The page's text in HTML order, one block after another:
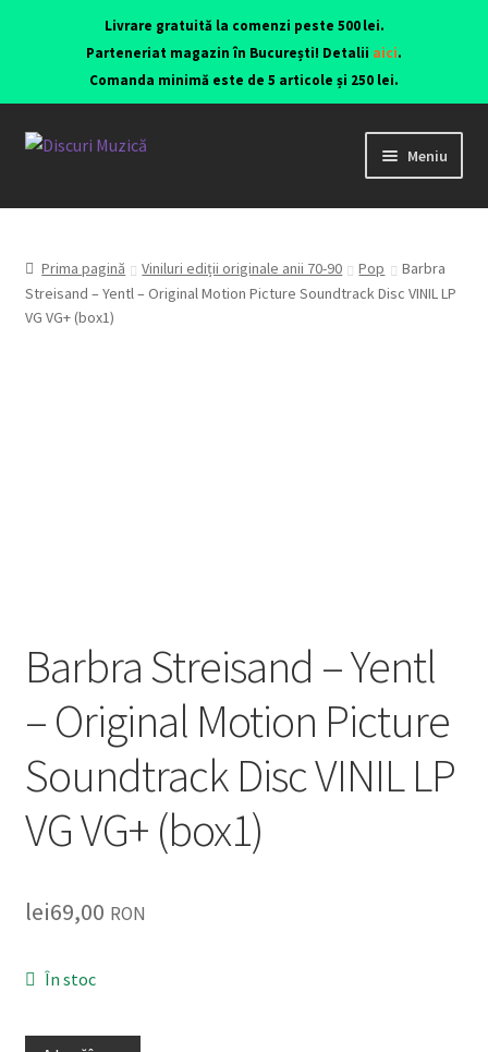
Livrare gratuită la comenzi peste 500 lei.
Parteneriat magazin în București! Detalii aici.
Comanda minimă este de 5 articole și 250 lei.
Meniu
Viniluri ediții originale anii 70-90
CD-uri originale
Contact
Blog
lei0,00
Prima pagină Viniluri ediții originale anii 70-90 Pop
Barbra
Streisand – Yentl – Original Motion Picture Soundtrack Disc VINIL LP
VG VG+ (box1)
Barbra Streisand – Yentl
– Original Motion Picture
Soundtrack Disc VINIL LP
VG VG+ (box1)
lei69,00 RON
În stoc